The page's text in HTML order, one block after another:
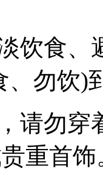
食、
、勿饮)
勿穿
重首饰